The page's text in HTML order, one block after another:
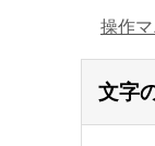
操作
文字